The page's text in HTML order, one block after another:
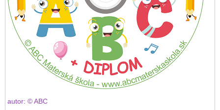
autor: © ABC